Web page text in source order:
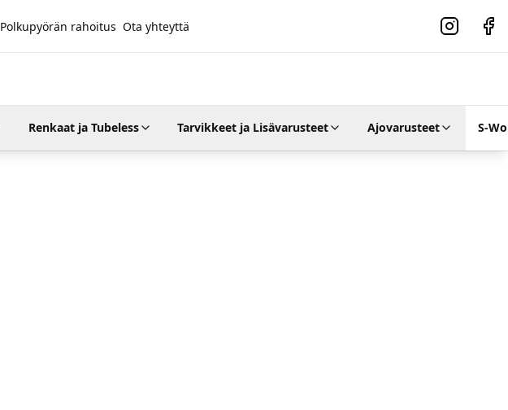
Polkupyörän rahoitus Ota yhteyttä Instagram
Renkaat ja Tubeless Tarvikkeet ja Lisävarusteet Ajovarusteet S-